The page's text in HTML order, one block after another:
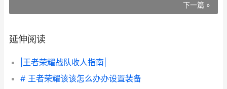
下一篇 »
延伸阅读
|王者荣耀战队收人指南|
# 王者荣耀该该怎么办办设置装备